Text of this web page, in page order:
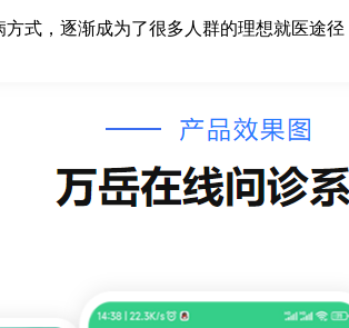
式，逐渐成为了很多人群的理想就医途